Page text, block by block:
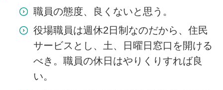
職員の態度、良くないと思う。
役場職員は週休2日制なのだから、住民
サービスとし、土、日曜日窓口を開ける
べき。職員の休日はやりくりすれば良
い。